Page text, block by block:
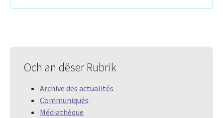
Och an dëser Rubrik
Archive des actualités
Communiqués
Médiathèque